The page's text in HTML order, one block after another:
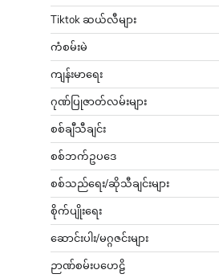
Tiktok ဆယ်လီများ
ကံစမ်းမဲ
ကျန်းမာရေး
ဂုဏ်ပြုဇာတ်လမ်းများ
စစ်ချီသီချင်း
စစ်ဘက်ဥပဒေ
စစ်သည်ရေး/ဆိုသီချင်းများ
စိုက်ပျိုးရေး
ဆောင်းပါး/မဂ္ဂဇင်းများ
ဉာဏ်စမ်းပဟေဠိ